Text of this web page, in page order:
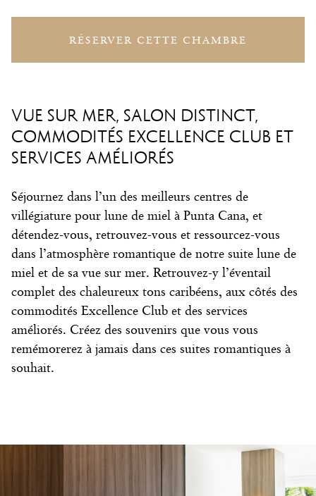
RÉSERVER CETTE CHAMBRE
VUE SUR MER, SALON DISTINCT,
COMMODITÉS EXCELLENCE CLUB ET
SERVICES AMÉLIORÉS
Séjournez dans l’un des meilleurs centres de
villégiature pour lune de miel à Punta Cana, et
détendez-vous, retrouvez-vous et ressourcez-vous
dans l’atmosphère romantique de notre suite lune de
miel et de sa vue sur mer. Retrouvez-y l’éventail
complet des chaleureux tons caribéens, aux côtés des
commodités Excellence Club et des services
améliorés. Créez des souvenirs que vous vous
remémorerez à jamais dans ces suites romantiques à
souhait.